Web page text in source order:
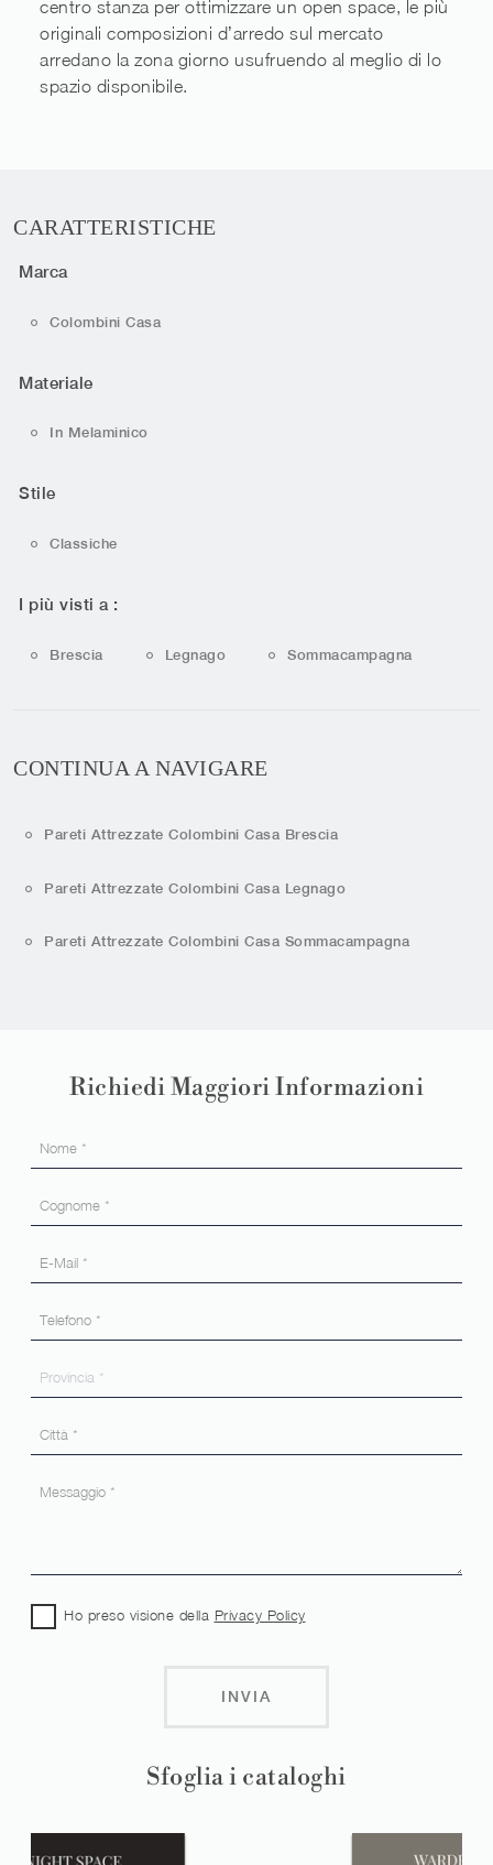
centro stanza per ottimizzare un open space, le più
originali composizioni d’arredo sul mercato
arredano la zona giorno usufruendo al meglio di lo
spazio disponibile.
CARATTERISTICHE
Marca
Colombini Casa
Materiale
In Melaminico
Stile
Classiche
I più visti a :
Brescia Legnago Sommacampagna
CONTINUA A NAVIGARE
Pareti Attrezzate Colombini Casa Brescia
Pareti Attrezzate Colombini Casa Legnago
Pareti Attrezzate Colombini Casa Sommacampagna
Sfoglia i cataloghi
Richiedi Maggiori Informazioni
Ho preso visione della Privacy Policy
INVIA